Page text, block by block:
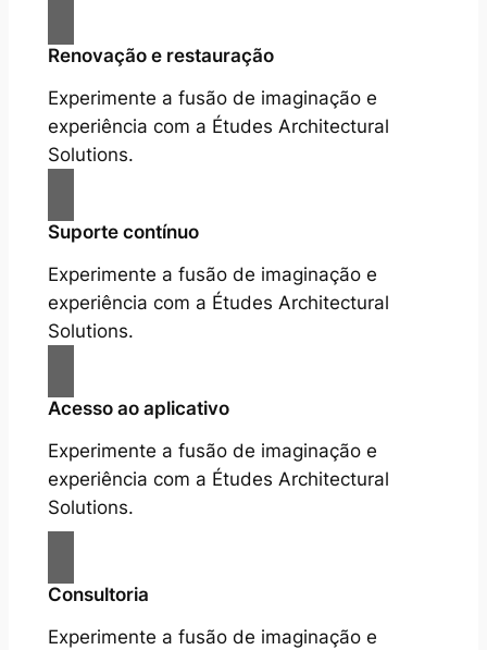
Renovação e restauração
Experimente a fusão de imaginação e
experiência com a Études Architectural
Solutions.
Suporte contínuo
Experimente a fusão de imaginação e
experiência com a Études Architectural
Solutions.
Acesso ao aplicativo
Experimente a fusão de imaginação e
experiência com a Études Architectural
Solutions.
Consultoria
Experimente a fusão de imaginação e